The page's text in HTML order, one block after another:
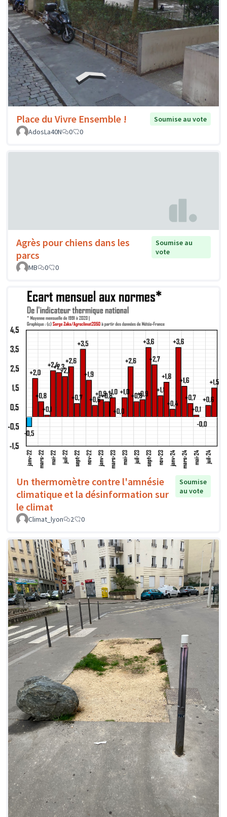
Place du Vivre Ensemble !
Soumise au vote
AdosLa40N
0 0
Agrès pour chiens dans les
parcs
Soumise au
vote
MB
0 0
Un thermomètre contre l'amnésie
climatique et la désinformation sur
le climat
Soumise
au vote
Climat_lyon 2 0